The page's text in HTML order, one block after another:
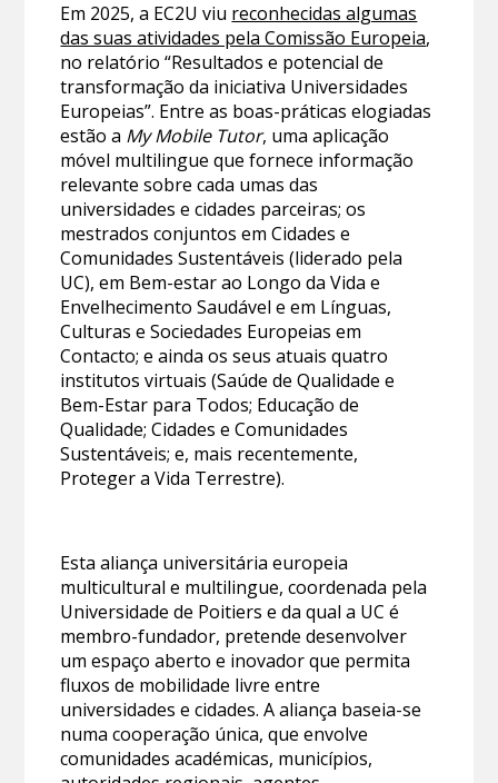
Em 2025, a EC2U viu reconhecidas algumas
das suas atividades pela Comissão Europeia,
no relatório “Resultados e potencial de
transformação da iniciativa Universidades
Europeias”. Entre as boas-práticas elogiadas
estão a My Mobile Tutor, uma aplicação
móvel multilingue que fornece informação
relevante sobre cada umas das
universidades e cidades parceiras; os
mestrados conjuntos em Cidades e
Comunidades Sustentáveis (liderado pela
UC), em Bem-estar ao Longo da Vida e
Envelhecimento Saudável e em Línguas,
Culturas e Sociedades Europeias em
Contacto; e ainda os seus atuais quatro
institutos virtuais (Saúde de Qualidade e
Bem-Estar para Todos; Educação de
Qualidade; Cidades e Comunidades
Sustentáveis; e, mais recentemente,
Proteger a Vida Terrestre).
Esta aliança universitária europeia
multicultural e multilingue, coordenada pela
Universidade de Poitiers e da qual a UC é
membro-fundador, pretende desenvolver
um espaço aberto e inovador que permita
fluxos de mobilidade livre entre
universidades e cidades. A aliança baseia-se
numa cooperação única, que envolve
comunidades académicas, municípios,